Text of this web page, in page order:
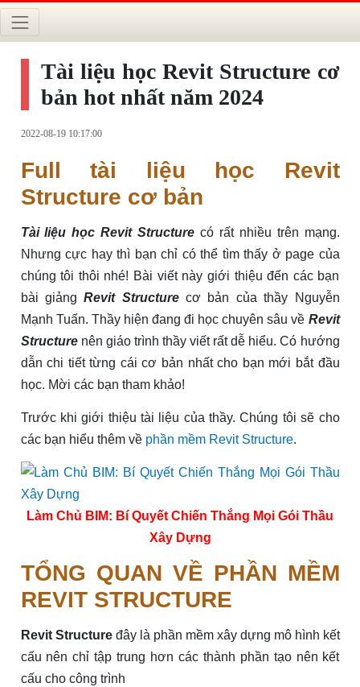
Tài liệu học Revit Structure cơ
bản hot nhất năm 2024
2022-08-19 10:17:00
Full tài liệu học Revit
Structure cơ bản
Tài liệu học Revit Structure có rất nhiều trên mạng.
Nhưng cực hay thì bạn chỉ có thể tìm thấy ở page của
chúng tôi thôi nhé! Bài viết này giới thiệu đến các bạn
bài giảngRevit Structurecơ bản của thầy Nguyễn
Mạnh Tuấn. Thầy hiện đang đi học chuyên sâu về Revit
Structurenên giáo trình thầy viết rất dễ hiểu. Có hướng
dẫn chi tiết từng cái cơ bản nhất cho bạn mới bắt đầu
học. Mời các bạn tham khảo!
Trước khi giới thiệu tài liệu của thầy. Chúng tôi sẽ cho
các bạn hiểu thêm về phần mềm Revit Structure.
Làm Chủ BIM: Bí Quyết Chiến Thắng Mọi Gói Thầu
Xây Dựng
TỔNG QUAN VỀ PHẦN MỀM
REVIT STRUCTURE
Revit Structure đây là phần mềm xây dựng mô hình kết
cấu nên chỉ tập trung hơn các thành phần tạo nên kết
cấu cho công trình